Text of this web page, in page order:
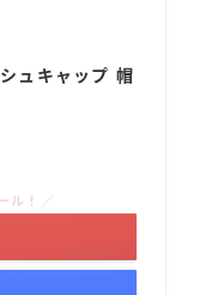
ュキャップ 帽
ル！／